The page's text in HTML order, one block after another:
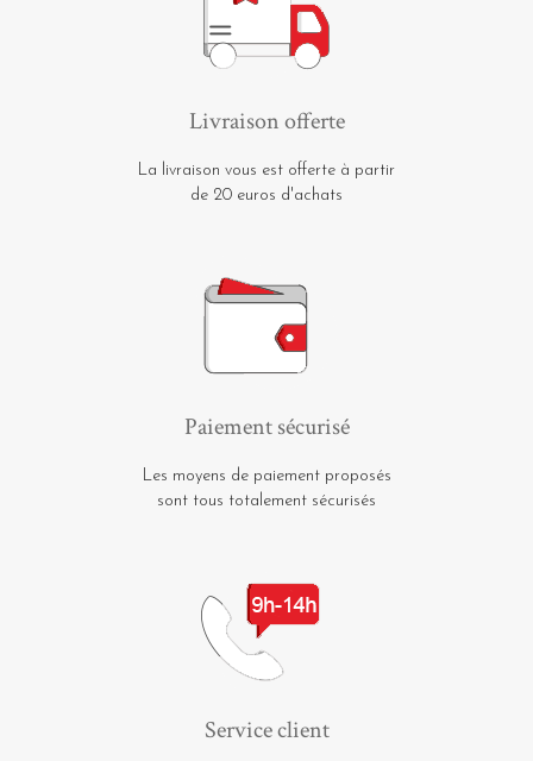
Livraison offerte
La livraison vous est offerte à partir
de 20 euros d'achats
Paiement sécurisé
Les moyens de paiement proposés
sont tous totalement sécurisés
Service client